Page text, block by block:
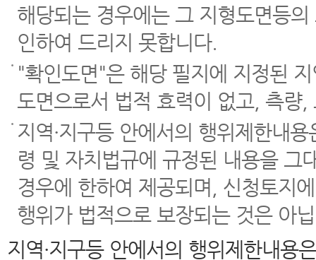
해당되는 경우에는 그 지형도면등
인하여 드리지 못합니다.
"확인도면"은 해당 필지에 지정된
도면으로서 법적 효력이 없고, 측량
지역·지구등 안에서의 행위제한내
령 및 자치법규에 규정된 내용을 그
경우에 한하여 제공되며, 신청토지
행위가 법적으로 보장되는 것은 아
지역·지구등 안에서의 행위제한내용